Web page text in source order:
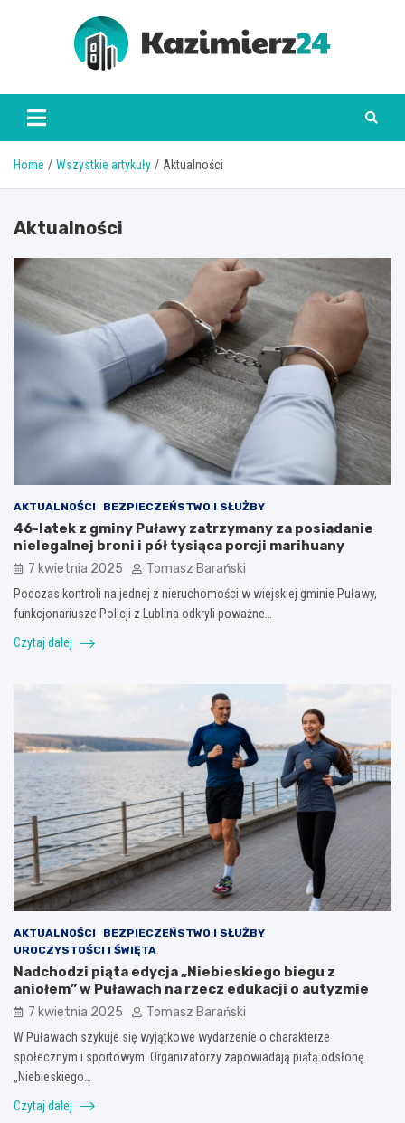
kazimierz24.pl
Home Wszystkie artykuły Aktualności
Aktualności
AKTUALNOŚCI BEZPIECZEŃSTWO I SŁUŻBY
46-latek z gminy Puławy zatrzymany za posiadanie
nielegalnej broni i pół tysiąca porcji marihuany
7 kwietnia 2025 Tomasz Barański
Podczas kontroli na jednej z nieruchomości w wiejskiej gminie Puławy,
funkcjonariusze Policji z Lublina odkryli poważne…
Czytaj dalej
AKTUALNOŚCI
BEZPIECZEŃSTWO I SŁUŻBY
UROCZYSTOŚCI I ŚWIĘTA
Nadchodzi piąta edycja „Niebieskiego biegu z
aniołem” w Puławach na rzecz edukacji o autyzmie
7 kwietnia 2025 Tomasz Barański
W Puławach szykuje się wyjątkowe wydarzenie o charakterze
społecznym i sportowym. Organizatorzy zapowiadają piątą odsłonę
„Niebieskiego…
Czytaj dalej